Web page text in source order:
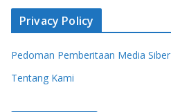
Privacy Policy
Pedoman Pemberitaan Media Siber
Tentang Kami